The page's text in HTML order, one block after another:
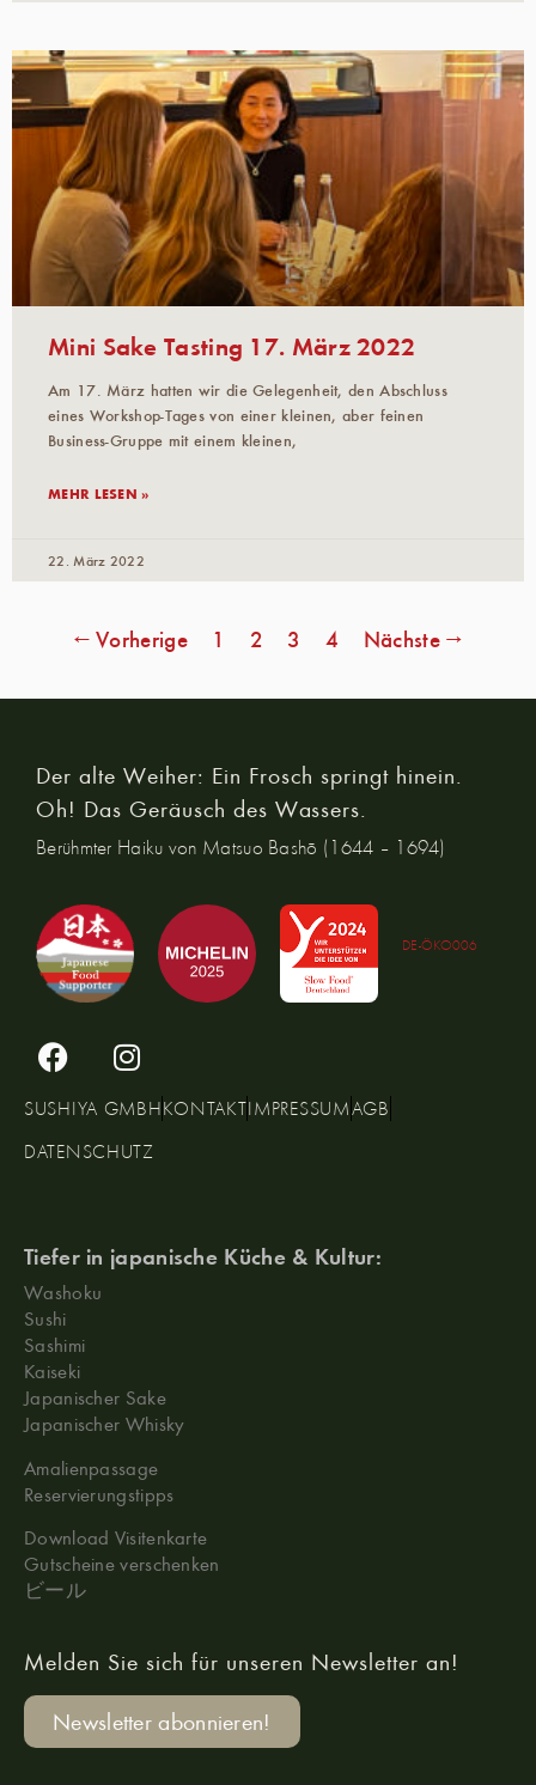
Mini Sake Tasting 17. März 2022
Am 17. März hatten wir die Gelegenheit, den Abschluss
eines Workshop-Tages von einer kleinen, aber feinen
Business-Gruppe mit einem kleinen,
MEHR LESEN »
22. März 2022
← Vorherige 1 2 3 4 Nächste →
Der alte Weiher: Ein Frosch springt hinein.
Oh! Das Geräusch des Wassers.
Berühmter Haiku von Matsuo Bashō (1644 – 1694)
DE-ÖKO006
SUSHIYA GMBHKONTAKTIMPRESSUMAGB
DATENSCHUTZ
Tiefer in japanische Küche & Kultur:
Washoku
Sushi
Sashimi
Kaiseki
Japanischer Sake
Japanischer Whisky
Amalienpassage
Reservierungstipps
Download Visitenkarte
Gutscheine verschenken
ビール
Melden Sie sich für unseren Newsletter an!
Newsletter abonnieren!